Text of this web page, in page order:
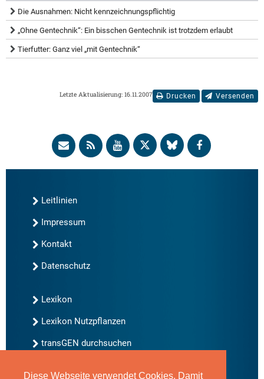
Diese Webseite verwendet Cookies. Damit
Die Ausnahmen: Nicht kennzeichnungspflichtig
„Ohne Gentechnik“: Ein bisschen Gentechnik ist trotzdem erlaubt
Tierfutter: Ganz viel „mit Gentechnik“
Drucken Versenden
Letzte Aktualisierung: 16.11.2007
Leitlinien
Impressum
Kontakt
Datenschutz
Lexikon
Lexikon Nutzpflanzen
transGEN durchsuchen
Neu bei transGEN